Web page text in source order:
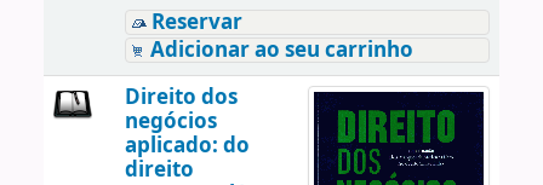
Reservar
Adicionar ao seu carrinho
Direito dos
negócios
aplicado: do
direito